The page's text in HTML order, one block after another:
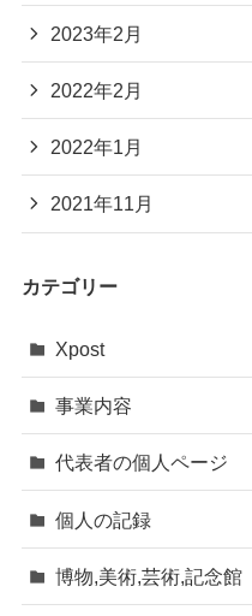
2023年2月
2022年2月
2022年1月
2021年11月
カテゴリー
Xpost
事業内容
代表者の個人ページ
個人の記録
博物,美術,芸術,記念館